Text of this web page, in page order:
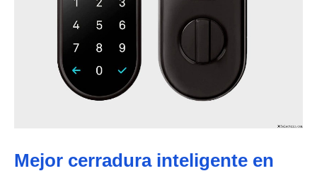
Mejor cerradura inteligente en